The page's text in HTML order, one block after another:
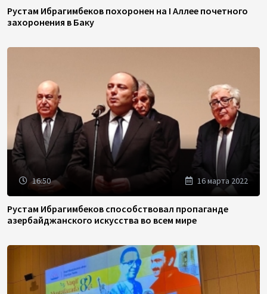
Рустам Ибрагимбеков похоронен на I Аллее почетного
захоронения в Баку
16:50 16 марта 2022
Рустам Ибрагимбеков способствовал пропаганде
азербайджанского искусства во всем мире